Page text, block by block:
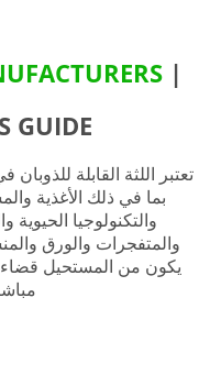
|
GUIDE
تعتبر اللثة القابلة
بما في ذلك الأغذية
والتكنولوجيا
والمتفجرات والورق
يكون من المستحيل